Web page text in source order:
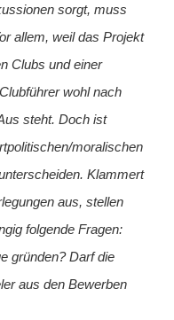
sorgt, muss
allem, weil das Projekt
Clubs und einer
wohl nach
steht. Doch ist
moralischen
Klammert
aus, stellen
folgende Fragen:
gründen? Darf die
aus den Bewerben